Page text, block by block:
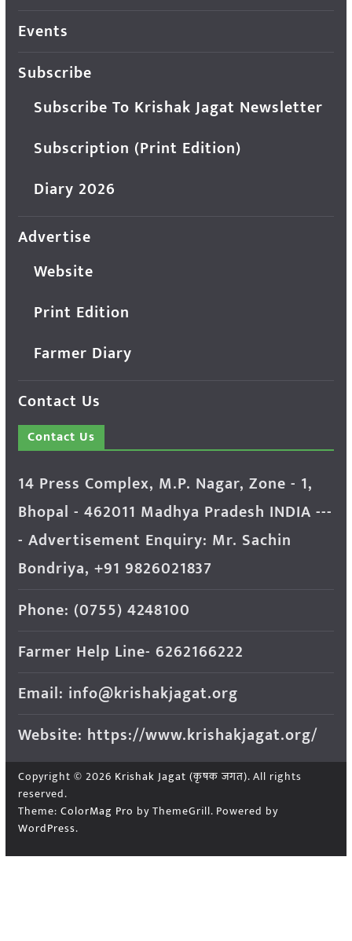
Events
Subscribe
Subscribe To Krishak Jagat Newsletter
Subscription (Print Edition)
Diary 2026
Advertise
Website
Print Edition
Farmer Diary
Contact Us
Contact Us
14 Press Complex, M.P. Nagar, Zone - 1,
Bhopal - 462011 Madhya Pradesh INDIA ---
- Advertisement Enquiry: Mr. Sachin
Bondriya, +91 9826021837
Phone: (0755) 4248100
Farmer Help Line- 6262166222
Email: info@krishakjagat.org
Website: https://www.krishakjagat.org/
Copyright © 2026 Krishak Jagat (कृषक जगत). All rights
reserved.
Theme: ColorMag Pro by ThemeGrill. Powered by
WordPress.